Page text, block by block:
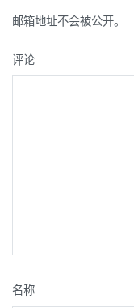
航
邮箱地址不会被公开。
评论
名称